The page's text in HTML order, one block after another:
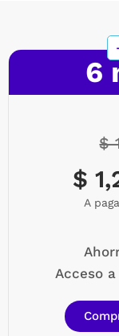
6
$
$
A
Acceso